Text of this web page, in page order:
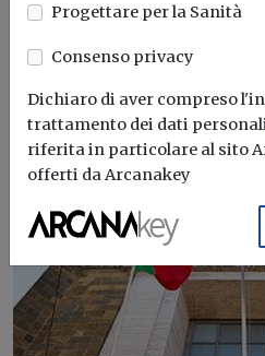
larga scala connessi ad...
Ripresa Commissione europea
Progettare per la Sanità
Consenso privacy
Dichiaro di aver compreso
trattamento dei dati
riferita in particolare al sito
offerti da Arcanakey